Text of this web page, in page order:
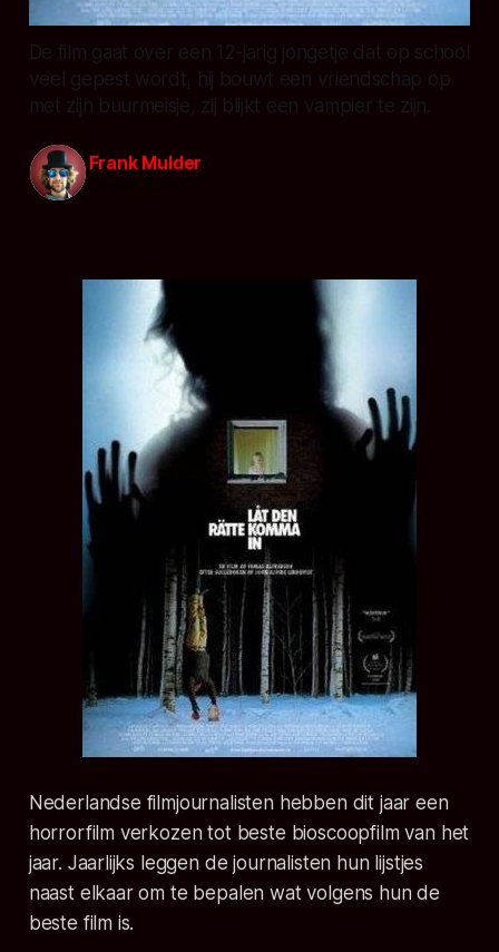
De film gaat over een 12-jarig jongetje dat op school
veel gepest wordt, hij bouwt een vriendschap op
met zijn buurmeisje, zij blijkt een vampier te zijn.
Frank Mulder
Nederlandse filmjournalisten hebben dit jaar een
horrorfilm verkozen tot beste bioscoopfilm van het
jaar. Jaarlijks leggen de journalisten hun lijstjes
naast elkaar om te bepalen wat volgens hun de
beste film is.